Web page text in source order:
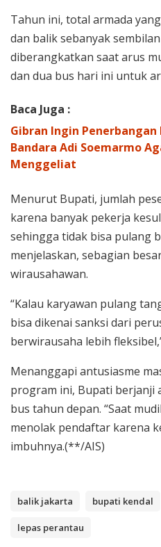
Tahun ini, total armada
dan balik sebanyak
diberangkatkan saat arus
dan dua bus hari ini untuk
Baca Juga :
Gibran Ingin
Bandara Adi Soemarmo
Menggeliat
Menurut Bupati, jumlah
karena banyak pekerja
sehingga tidak bisa pulang
menjelaskan, sebagian
wirausahawan.
“Kalau karyawan pulang
bisa dikenai sanksi dari
berwirausaha lebih
Menanggapi antusiasme
program ini, Bupati berjanji
bus tahun depan. “Saat
menolak pendaftar karena
imbuhnya.(**/AIS)
balik jakarta bupati kendal
lepas perantau